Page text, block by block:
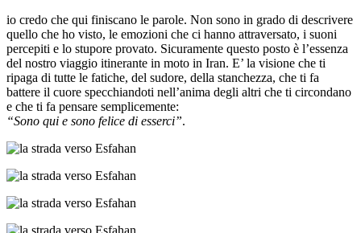
io credo che qui finiscano le parole. Non sono in grado di descrivere
quello che ho visto, le emozioni che ci hanno attraversato, i suoni
percepiti e lo stupore provato. Sicuramente questo posto è l’essenza
del nostro viaggio itinerante in moto in Iran. E’ la visione che ti
ripaga di tutte le fatiche, del sudore, della stanchezza, che ti fa
battere il cuore specchiandoti nell’anima degli altri che ti circondano
e che ti fa pensare semplicemente:
“Sono qui e sono felice di esserci”.